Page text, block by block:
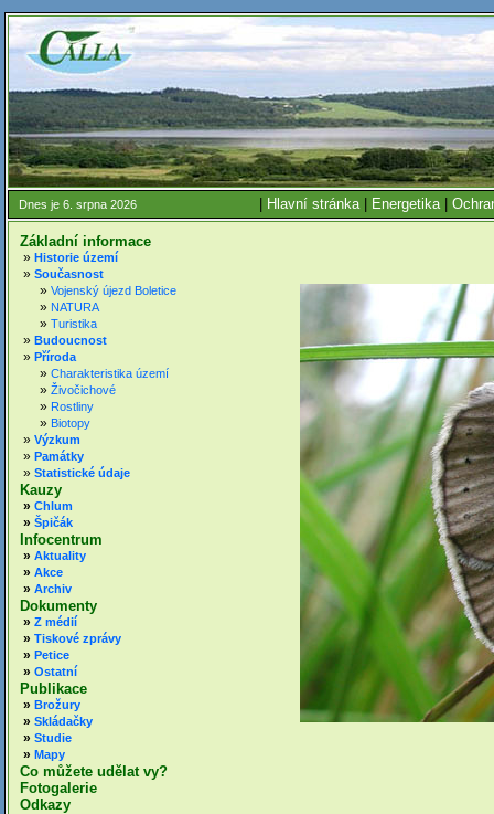
Dnes je 6. srpna 2026 Hlavní stránka| Energetika|
Základní informace
» Historie území
» Současnost
» Vojenský újezd Boletice
» NATURA
» Turistika
» Budoucnost
» Příroda
» Charakteristika území
» Živočichové
» Rostliny
» Biotopy
» Výzkum
» Památky
» Statistické údaje
Kauzy
» Chlum
» Špičák
Infocentrum
» Aktuality
» Akce
» Archiv
Dokumenty
» Z médií
» Tiskové zprávy
» Petice
» Ostatní
Publikace
» Brožury
» Skládačky
» Studie
» Mapy
Co můžete udělat vy?
Fotogalerie
Odkazy